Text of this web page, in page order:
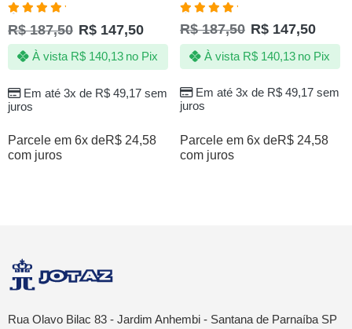
Avaliação
5.00de 5
R$187,50 R$ 147,50
Em até 3x de R$49,17sem
juros
À vista R$140,13 no Pix
Parcele em 6x deR$ 24,58
com juros
Avaliação
5.00de 5
R$187,50 R$ 147,50
Em até 3x de R$49,17sem
juros
À vista R$140,13 no Pix
Parcele em 6x deR$ 24,58
com juros
Rua Olavo Bilac 83 - Jardim Anhembi - Santana de Parnaíba SP